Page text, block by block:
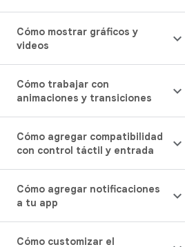
Cómo mostrar gráficos y
videos
Cómo trabajar con
animaciones y transiciones
Cómo agregar compatibilidad
con control táctil y entrada
Cómo agregar notificaciones
a tu app
Cómo customizar el